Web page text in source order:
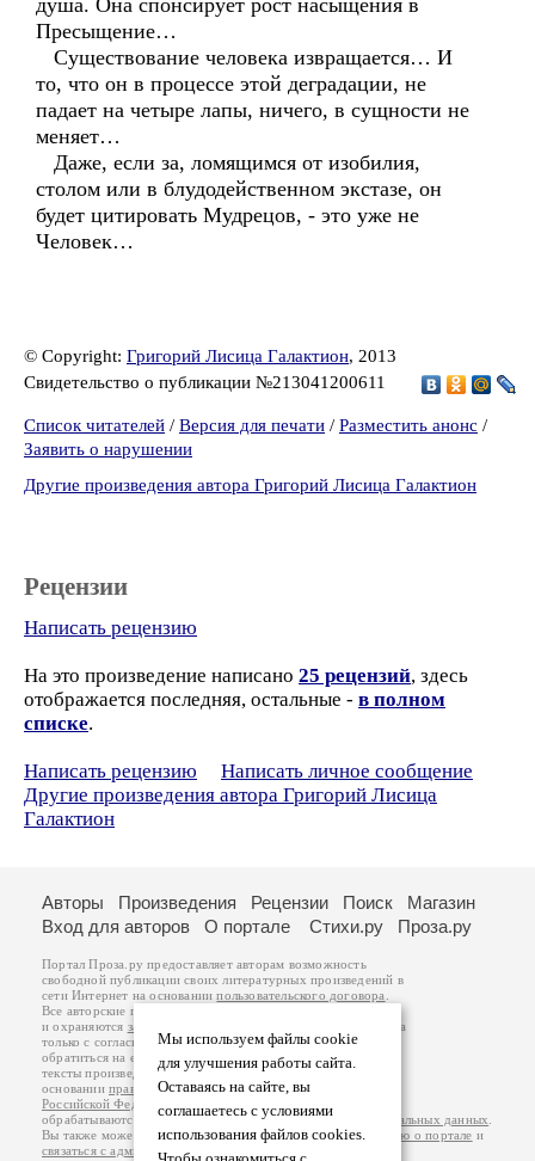
душа. Она спонсирует рост насыщения в
Пресыщение…
Существование человека извращается… И
то, что он в процессе этой деградации, не
падает на четыре лапы, ничего, в сущности не
меняет…
Даже, если за, ломящимся от изобилия,
столом или в блудодейственном экстазе, он
будет цитировать Мудрецов, - это уже не
Человек…
© Copyright: Григорий Лисица Галактион, 2013
Свидетельство о публикации №213041200611
Список читателей / Версия для печати / Разместить анонс /
Заявить о нарушении
Другие произведения автора Григорий Лисица Галактион
Рецензии
Написать рецензию
На это произведение написано 25 рецензий, здесь
отображается последняя, остальные - в полном
списке.
Написать рецензию
Написать личное сообщение
Другие произведения автора Григорий Лисица
Галактион
Мы используем файлы cookie
для улучшения работы сайта.
Оставаясь на сайте, вы
соглашаетесь с условиями
использования файлов cookies.
Авторы Произведения Рецензии Поиск
Магазин
Вход для авторов
О портале Стихи.ру Проза.ру
Портал Проза.ру предоставляет авторам возможность
свободной публикации своих литературных произведений в
сети Интернет на основаниипользовательского договора
Все авторские права на произведения принадлежат авторам
и охраняются законом
. Перепечатка произведений возможна
только с согласия его автора, к которому вы можете
обратиться на его авторской странице. Ответственность за
тексты произведений авторы несут самостоятельно на
основанииправил публикацииизаконодательства
Российской Федерации
обрабатываются на основанииПолитики обработки персональных данных
Вы также можете посмотреть более подробнуюинформацию о портале и
связаться с администрацией